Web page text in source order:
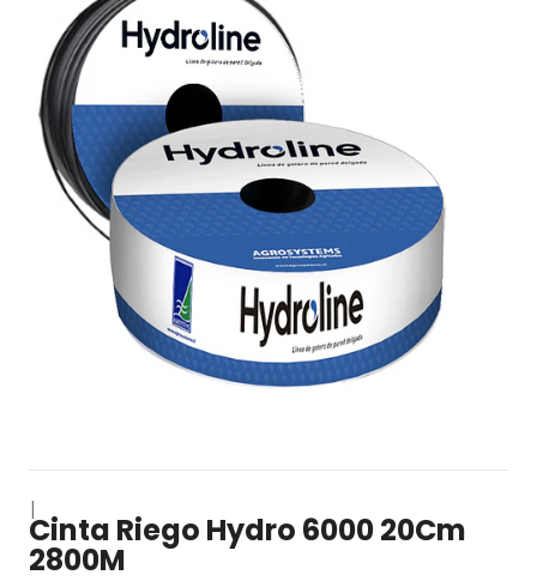
|
Cinta Riego Hydro 6000 20Cm
2800M